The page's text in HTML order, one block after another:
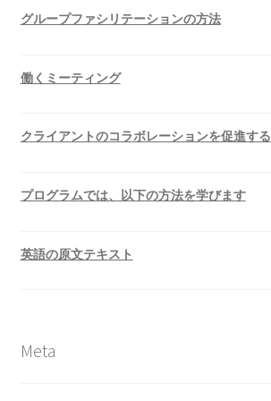
Finances
IAF
News
qualified trainers
グループファシリテーションの方法
働くミーティング
クライアントのコラボレーションを促進する
プログラムでは、以下の方法を学びます
英語の原文テキスト
Meta